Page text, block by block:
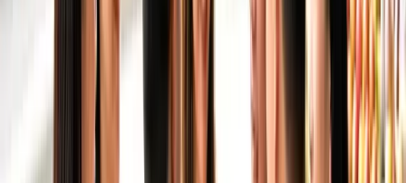
Sai lầm thường gặp
Câu hỏi thường gặp